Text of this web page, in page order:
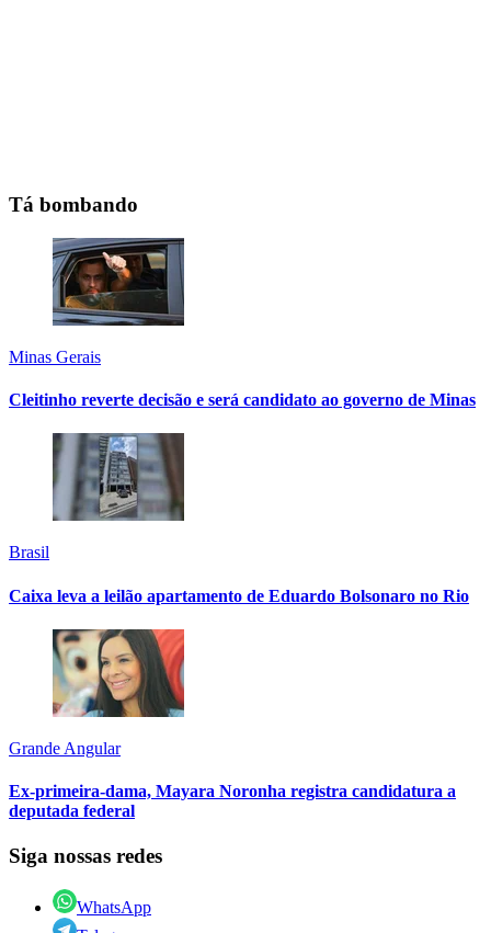
Tá bombando
Minas Gerais
Cleitinho reverte decisão e será candidato ao governo de Minas
Brasil
Caixa leva a leilão apartamento de Eduardo Bolsonaro no Rio
Grande Angular
Ex-primeira-dama, Mayara Noronha registra candidatura a
deputada federal
Siga nossas redes
WhatsApp